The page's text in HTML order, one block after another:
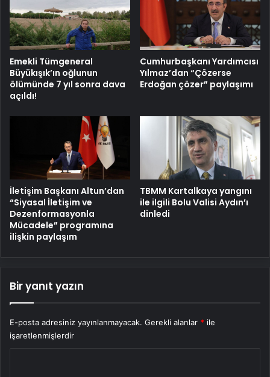
Emekli Tümgeneral
Büyükışık’ın oğlunun
ölümünde 7 yıl sonra dava
açıldı!
Cumhurbaşkanı Yardımcısı
Yılmaz’dan “Çözerse
Erdoğan çözer” paylaşımı
İletişim Başkanı Altun’dan
“Siyasal İletişim ve
Dezenformasyonla
Mücadele” programına
ilişkin paylaşım
TBMM Kartalkaya yangını
ile ilgili Bolu Valisi Aydın’ı
dinledi
Bir yanıt yazın
E-posta adresiniz yayınlanmayacak. Gerekli alanlar * ile
işaretlenmişlerdir